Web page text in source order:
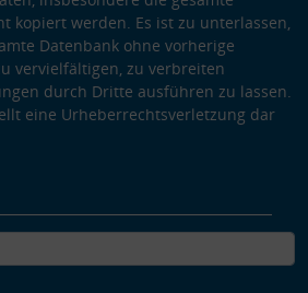
kopiert werden. Es ist zu unterlassen,
Datenbank ohne vorherige
vervielfältigen, zu verbreiten
durch Dritte ausführen zu lassen.
eine Urheberrechtsverletzung dar